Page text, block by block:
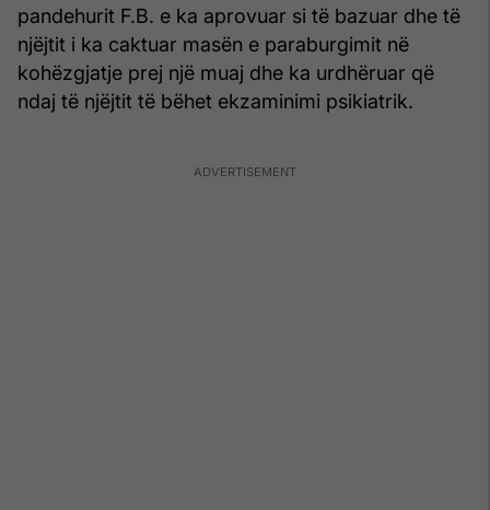
pandehurit F.B. e ka aprovuar si të bazuar dhe të
njëjtit i ka caktuar masën e paraburgimit në
kohëzgjatje prej një muaj dhe ka urdhëruar që
ndaj të njëjtit të bëhet ekzaminimi psikiatrik.